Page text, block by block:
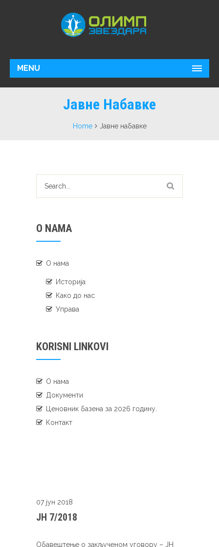
MENU
Јавне Набавке
Home Јавне набавке
O NAMA
О нама
Историја
Како до нас
Управа
KORISNI LINKOVI
О нама
Документи
Ценовник базена за 2026 годину.
Контакт
07 јун 2018
ЈН 7/2018
Обавештење о закљученом уговору – ЈН